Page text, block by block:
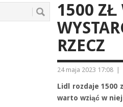
1500 ZŁ
RZECZ
24 maja 2023 17:08
Lidl rozdaje 1500
warto wziąć w niej